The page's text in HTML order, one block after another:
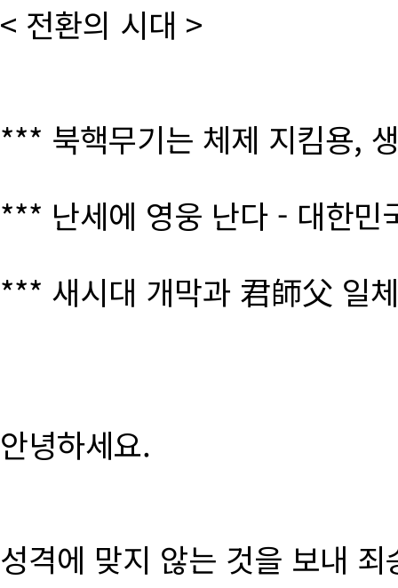
< 전환의 시대 >
*** 북핵무기는 체제 지킴용,
*** 난세에 영웅 난다 - 대한
*** 새시대 개막과 君師父 일
안녕하세요.
성격에 맞지 않는 것을 보내